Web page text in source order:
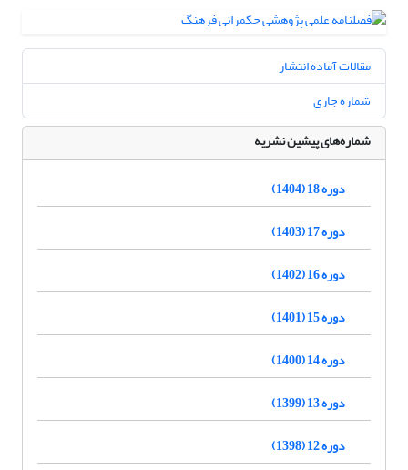
مقالات آماده انتشار
شماره جاری
شماره‌های پیشین نشریه
دوره 18 (1404)
دوره 17 (1403)
دوره 16 (1402)
دوره 15 (1401)
دوره 14 (1400)
دوره 13 (1399)
دوره 12 (1398)